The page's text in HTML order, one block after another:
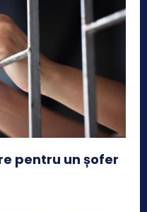
pentru un șofer